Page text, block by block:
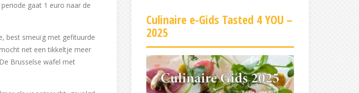
gaat 1 euro naar de
best smeuïg met gefituurde
net een tikkeltje meer
Brusselse wafel met
Culinaire e-Gids Tasted 4 YOU –
2025